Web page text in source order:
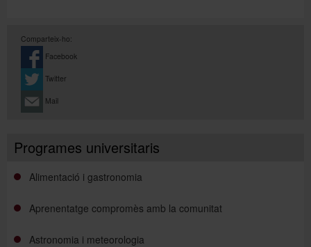
Programes universitaris
Alimentació i gastronomia
Aprenentatge compromès amb la comunitat
Astronomia i meteorologia
Comparteix-ho:
Facebook
Twitter
Mail